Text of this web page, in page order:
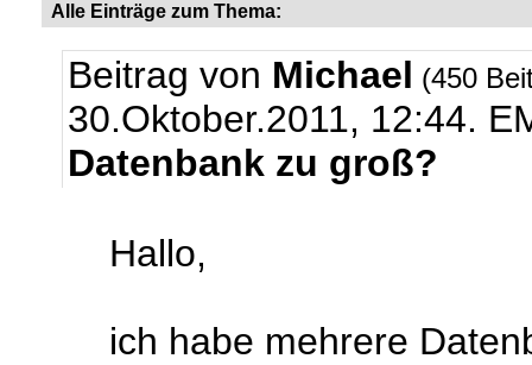
Alle Einträge zum Thema:
Beitrag von Michael (450
30.Oktober.2011, 12:44.
Datenbank zu groß?
Hallo,
ich habe mehrere